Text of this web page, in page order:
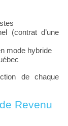
(contrat d’une
mode hybride
de chaque
Revenu